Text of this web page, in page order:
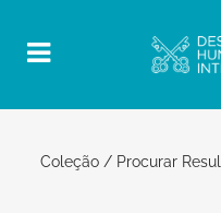
Coleção / Procurar